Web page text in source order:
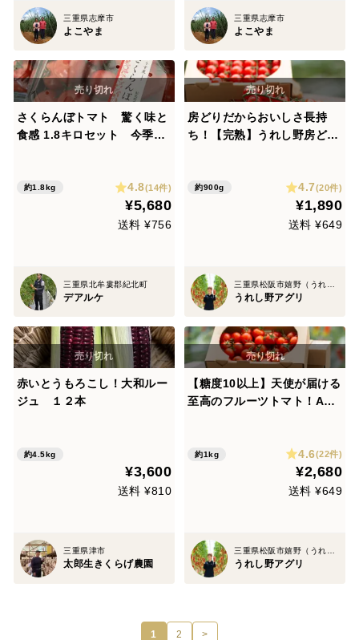
三重県志摩市
よこやま
三重県志摩市
よこやま
さくらんぼトマト 驚く味と
食感 1.8キロセット 今季残
約1.8kg 4.8(14件)
¥5,680
送料 ¥756
三重県北牟婁郡紀北町
デアルケ
房どりだからおいしさ長持
ち！【完熟】うれし野房どり
約900g 4.7(20件)
¥1,890
送料 ¥649
うれし野アグリ
赤いとうもろこし！大和ルー
ジュ １２本
約4.5kg
¥3,600
送料 ¥810
三重県津市
太郎生きくらげ農園
【糖度10以上】天使が届ける
至高のフルーツトマト！Ang
約1kg 4.6(22件)
¥2,680
送料 ¥649
三重県松阪市嬉野（うれしの）
うれし野アグリ
1 2 >